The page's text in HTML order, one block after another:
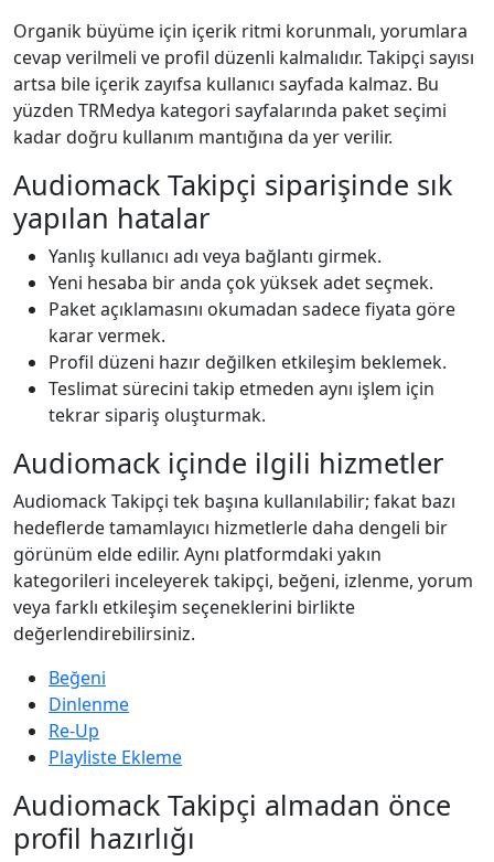
Organik büyüme için içerik ritmi korunmalı, yorumlara
cevap verilmeli ve profil düzenli kalmalıdır. Takipçi sayısı
artsa bile içerik zayıfsa kullanıcı sayfada kalmaz. Bu
yüzden TRMedya kategori sayfalarında paket seçimi
kadar doğru kullanım mantığına da yer verilir.
Audiomack Takipçi siparişinde sık
yapılan hatalar
Yanlış kullanıcı adı veya bağlantı girmek.
Yeni hesaba bir anda çok yüksek adet seçmek.
Paket açıklamasını okumadan sadece fiyata göre
karar vermek.
Profil düzeni hazır değilken etkileşim beklemek.
Teslimat sürecini takip etmeden aynı işlem için
tekrar sipariş oluşturmak.
Audiomack içinde ilgili hizmetler
Audiomack Takipçi tek başına kullanılabilir; fakat bazı
hedeflerde tamamlayıcı hizmetlerle daha dengeli bir
görünüm elde edilir. Aynı platformdaki yakın
kategorileri inceleyerek takipçi, beğeni, izlenme, yorum
veya farklı etkileşim seçeneklerini birlikte
değerlendirebilirsiniz.
Beğeni
Dinlenme
Re-Up
Playliste Ekleme
Audiomack Takipçi almadan önce
profil hazırlığı